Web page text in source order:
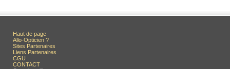
Haut de page
Allo-Opticien ?
Sites Partenaires
Liens Partenaires
CGU
CONTACT